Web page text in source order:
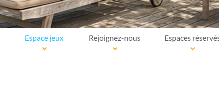
Espace jeux Rejoignez-nous Espaces